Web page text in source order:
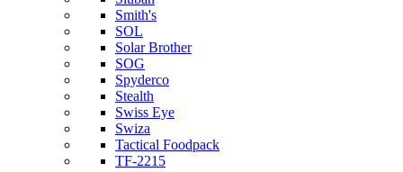
Smith's
SOL
Solar Brother
SOG
Spyderco
Stealth
Swiss Eye
Swiza
Tactical Foodpack
TF-2215